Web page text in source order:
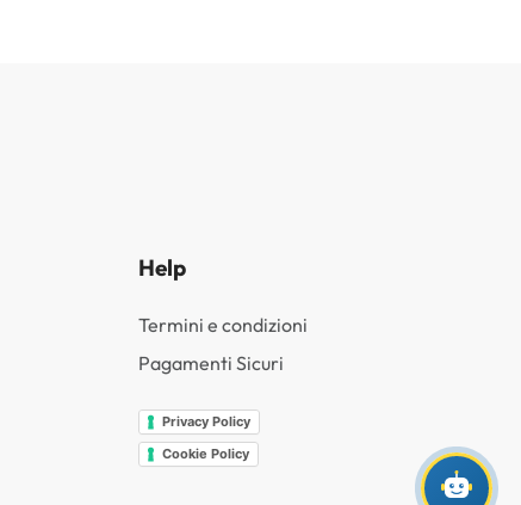
Help
Termini e condizioni
Pagamenti Sicuri
Privacy Policy
Cookie Policy